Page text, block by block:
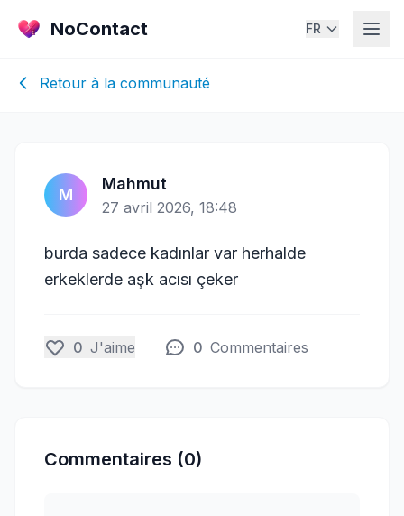
NoContact FR
Retour à la communauté
M
Mahmut
27 avril 2026, 18:48
burda sadece kadınlar var herhalde
erkeklerde aşk acısı çeker
0 J'aime 0 Commentaires
Commentaires (0)